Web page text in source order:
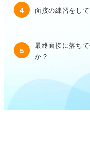
4 面接の練習をし
5
最終面接に落ち
か？